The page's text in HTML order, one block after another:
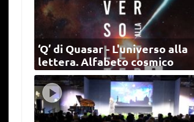
‘Q’ di Quasar - L'universo alla
lettera. Alfabeto cosmico